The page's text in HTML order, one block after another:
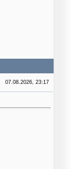
07.08.2026, 23:17